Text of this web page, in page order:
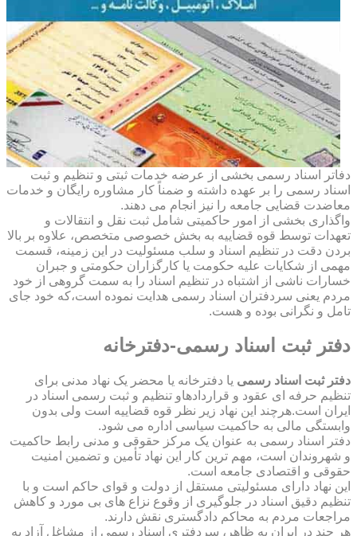
دفاتر اسناد رسمی بخشی از عرضه خدمات ثبتی و تنظیم و ثبت
اسناد رسمی را بر عهده داشته و ضمناً کار مشاوره رایگان و خدمات
معاضدت قضایی جامعه را نیز انجام می دهند.
واگذاری بخشی از امور حاکمیتی شامل ثبت نقل و انتقالات و
تعهدات توسط قوه قضاییه به بخش خصوصی متخصص، علاوه بر بالا
بردن دقت در تنظیم اسناد و سلب مسئولیت در این زمینه، قسمت
مهمی از شکایات علیه حکومت یا کارگزاران حکومتی و جبران
خسارات ناشی از اشتباه در تنظیم اسناد را به سمت گروهی از خود
مردم یعنی سردفتران اسناد رسمی هدایت نموده است،که خود جای
تامل و نگرانی بوده و هست.
دفتر ثبت اسناد رسمی-دفترخانه
دفتر ثبت اسناد رسمی یا دفترخانه یا محضر یک نهاد مدنی برای
تنظیم حرفه ای عقود و قراردادهاو تنظیم و ثبت رسمی اسناد در
ایران است.هرچند این نهاد زیر نظر قوه قضاییه است ولی بدون
وابستگی مالی به حاکمیت سیاسی اداره می شود.
دفتر اسناد رسمی به عنوان یک مرکز حقوقی و مدنی رابط حاکمیت
و شهروندان است، مهم ترین کار این نهاد تأمین و تضمین امنیت
حقوقی و اقتصادی جامعه است.
این نهاد دارای مسئولیتی مستقل از دولت و قوای حاکم است و با
تنظیم دقیق اسناد در جلوگیری از وقوع نزاع های بی مورد و کاهش
مراجعات مردم به محاکم دادگستری نقش دارند.
هر چند در ایران به ظاهر، سردفتری اسناد رسمی از مشاغل آزاد به